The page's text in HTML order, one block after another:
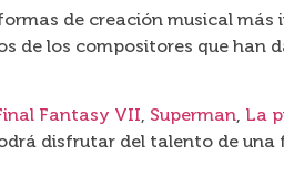
de creación musical
de los compositores que
Fantasy VII, Superman, La
disfrutar del talento de